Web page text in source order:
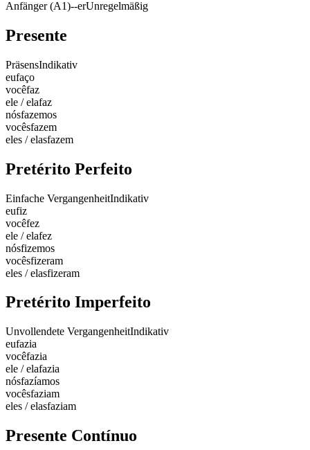
Anfänger (A1)--erUnregelmäßig
Presente
PräsensIndikativ
eufaço
vocêfaz
ele / elafaz
nósfazemos
vocêsfazem
eles / elasfazem
Pretérito Perfeito
Einfache VergangenheitIndikativ
eufiz
vocêfez
ele / elafez
nósfizemos
vocêsfizeram
eles / elasfizeram
Pretérito Imperfeito
Unvollendete VergangenheitIndikativ
eufazia
vocêfazia
ele / elafazia
nósfazíamos
vocêsfaziam
eles / elasfaziam
Presente Contínuo